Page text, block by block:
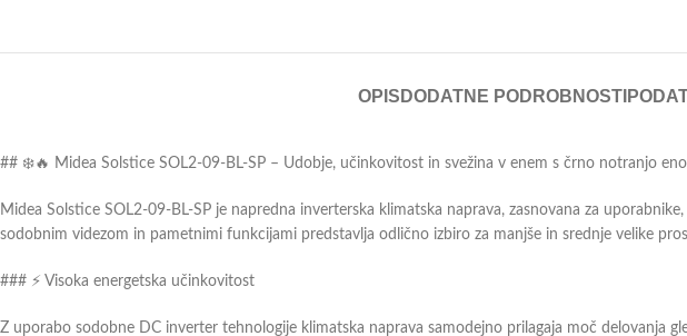
OPIS DODATNE PODROBNOSTI
## ❄️🔥 Midea Solstice SOL2-09-BL-SP – Udobje, učinkovitost in svežina v enem s črno notranjo
Midea Solstice SOL2-09-BL-SP je napredna inverterska klimatska naprava, zasnovana za
sodobnim videzom in pametnimi funkcijami predstavlja odlično izbiro za manjše in srednje velike
### ⚡ Visoka energetska učinkovitost
Z uporabo sodobne DC inverter tehnologije klimatska naprava samodejno prilagaja moč delovanja